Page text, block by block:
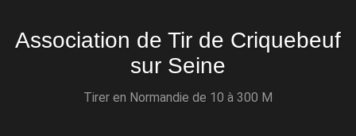
Association de Tir de Criquebeuf
sur Seine
Tirer en Normandie de 10 à 300 M